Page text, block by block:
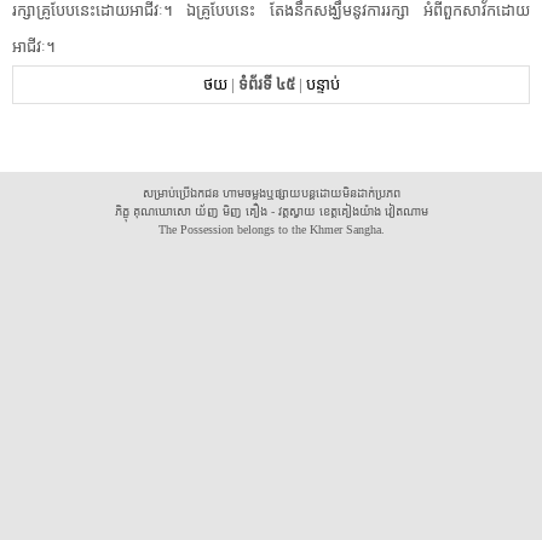
រក្សា​គ្រូ​បែបនេះ​ដោយ​អាជីវៈ​។​ ​ឯ​គ្រូ​បែបនេះ​ ​តែង​នឹក​សង្ឃឹម​នូវ​ការ​រក្សា​ ​អំពី​ពួក​សាវ័ក​ដោយ​
អាជីវៈ​។
ថយ| ទំព័រទី ៤៥| បន្ទាប់
សម្រាប់ប្រើឯកជន ហាមចម្លងឬផ្សាយបន្តដោយមិនដាក់ប្រភព
ភិក្ខុ គុណឃោសោ យ័ញ មិញ គឿង - វត្តស្វាយ ខេត្តគៀងយ៉ាង វៀតណាម
The Possession belongs to the Khmer Sangha.